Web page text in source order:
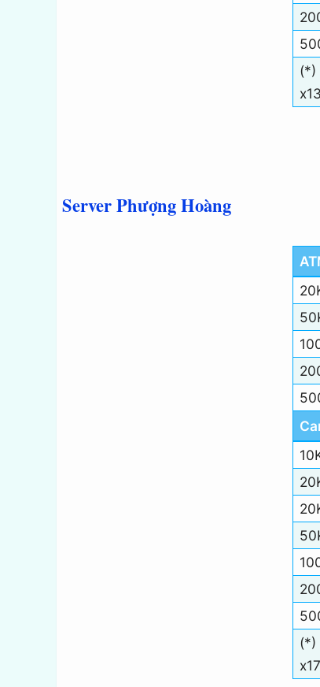
(*)
Server Phượng Hoàng
(*)